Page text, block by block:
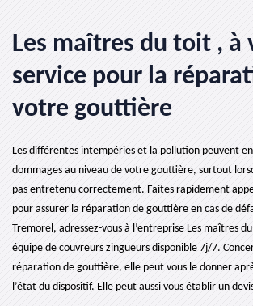
Les maîtres du toit , à
service pour la
votre gouttière
Les différentes intempéries et la pollution peuvent
dommages au niveau de votre gouttière, surtout
pas entretenu correctement. Faites rapidement
pour assurer la réparation de gouttière en cas de
Tremorel, adressez-vous à l’entreprise Les maîtres
équipe de couvreurs zingueurs disponible 7j/7.
réparation de gouttière, elle peut vous le donner
l’état du dispositif. Elle peut aussi vous établir un